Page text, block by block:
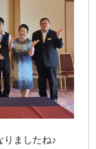
りましたね♪